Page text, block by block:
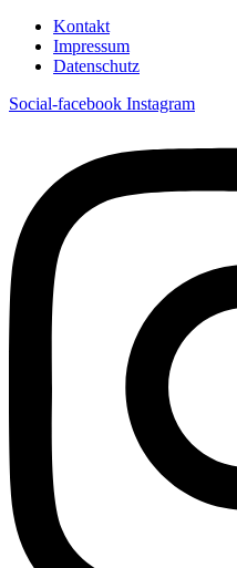
Kontakt
Impressum
Datenschutz
Social-facebook Instagram